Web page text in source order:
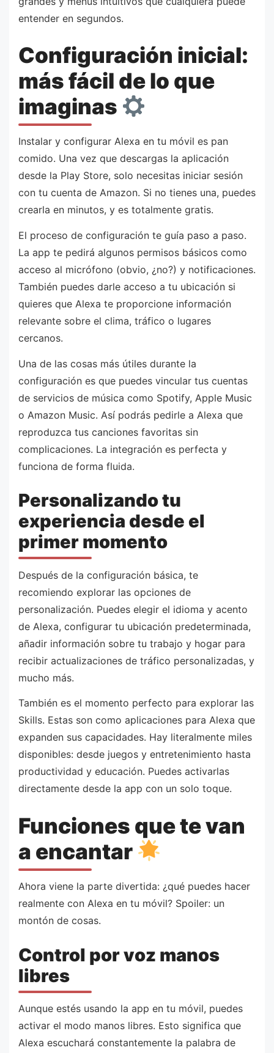
entender en segundos.
Configuración inicial:
más fácil de lo que
imaginas
Instalar y configurar Alexa en tu móvil es pan
comido. Una vez que descargas la aplicación
desde la Play Store, solo necesitas iniciar sesión
con tu cuenta de Amazon. Si no tienes una, puedes
crearla en minutos, y es totalmente gratis.
El proceso de configuración te guía paso a paso.
La app te pedirá algunos permisos básicos como
acceso al micrófono (obvio, ¿no?) y notificaciones.
También puedes darle acceso a tu ubicación si
quieres que Alexa te proporcione información
relevante sobre el clima, tráfico o lugares
cercanos.
Una de las cosas más útiles durante la
configuración es que puedes vincular tus cuentas
de servicios de música como Spotify, Apple Music
o Amazon Music. Así podrás pedirle a Alexa que
reproduzca tus canciones favoritas sin
complicaciones. La integración es perfecta y
funciona de forma fluida.
Personalizando tu
experiencia desde el
primer momento
Después de la configuración básica, te
recomiendo explorar las opciones de
personalización. Puedes elegir el idioma y acento
de Alexa, configurar tu ubicación predeterminada,
añadir información sobre tu trabajo y hogar para
recibir actualizaciones de tráfico personalizadas, y
mucho más.
También es el momento perfecto para explorar las
Skills. Estas son como aplicaciones para Alexa que
expanden sus capacidades. Hay literalmente miles
disponibles: desde juegos y entretenimiento hasta
productividad y educación. Puedes activarlas
directamente desde la app con un solo toque.
Funciones que te van
a encantar
Ahora viene la parte divertida: ¿qué puedes hacer
realmente con Alexa en tu móvil? Spoiler: un
montón de cosas.
Control por voz manos
libres
Aunque estés usando la app en tu móvil, puedes
activar el modo manos libres. Esto significa que
Alexa escuchará constantemente la palabra de